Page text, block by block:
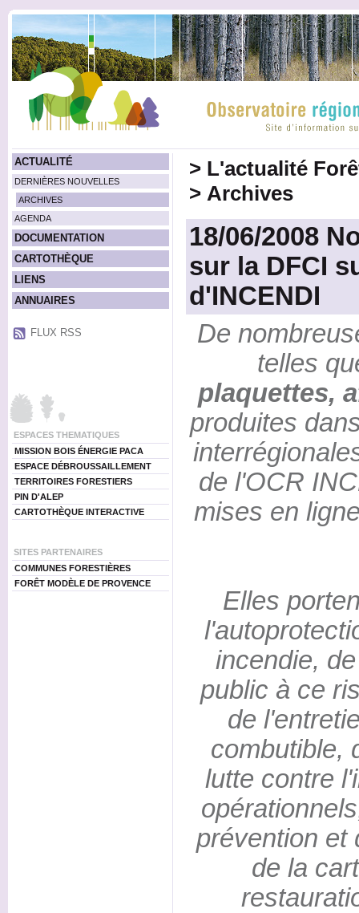
ACTUALITÉ
DERNIÈRES NOUVELLES
ARCHIVES
AGENDA
DOCUMENTATION
CARTOTHÈQUE
LIENS
ANNUAIRES
FLUX RSS
ESPACES THEMATIQUES
MISSION BOIS ÉNERGIE PACA
ESPACE DÉBROUSSAILLEMENT
TERRITOIRES FORESTIERS
PIN D'ALEP
CARTOTHÈQUE INTERACTIVE
SITES PARTENAIRES
COMMUNES FORESTIÈRES
FORÊT MODÈLE DE PROVENCE
> L'actualité
> Archives
18/06/2008
sur la DFCI
d'INCENDI
De
telles
plaquettes,
produites
de l'OCR
mises en
Elles
incendie,
public à ce
de
combutible,
lutte contre
prévention et
de la